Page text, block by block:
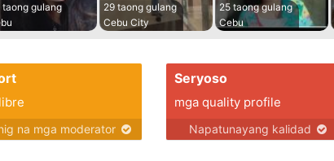
taong gulang
29 taong gulang
Cebu City
25 taong gulang
Cebu
na mga moderator
Seryoso
mga quality profile
Napatunayang kalidad